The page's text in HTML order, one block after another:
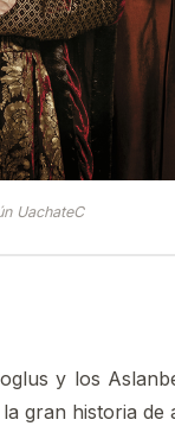
UachateC
y los
gran historia